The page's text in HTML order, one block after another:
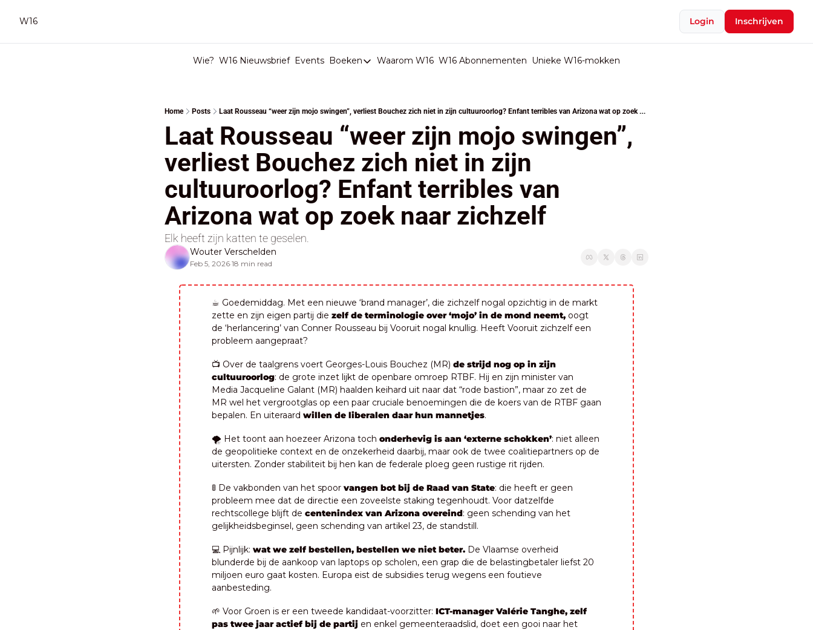
W16 Login Inschrijven
Wie? W16 Nieuwsbrief Events Boeken
Boeken
Boeken
Stop de Persen
Het Merk België
De Doodgravers van België
Bpost Hold-up
Waarom W16 W16 Abonnementen Unieke W16-mokken
Home Posts Laat Rousseau “weer zijn mojo swingen”, verliest Bouchez zich niet in zijn cultuuroorlog? Enfant terribles van Arizona wat op zoek naar zichzelf
Laat Rousseau “weer zijn mojo swingen”,
verliest Bouchez zich niet in zijn
cultuuroorlog? Enfant terribles van
Arizona wat op zoek naar zichzelf
Elk heeft zijn katten te geselen.
Wouter Verschelden
Feb 5, 2026•18 min read
☕ Goedemiddag. Met een nieuwe ‘brand manager’, die zichzelf nogal opzichtig in de markt
zette en zijn eigen partij die zelf de terminologie over ‘mojo’ in de mond neemt, oogt
de ‘herlancering’ van Conner Rousseau bij Vooruit nogal knullig. Heeft Vooruit zichzelf een
probleem aangepraat?
📺 Over de taalgrens voert Georges-Louis Bouchez (MR) de strijd nog op in zijn
cultuuroorlog: de grote inzet lijkt de openbare omroep RTBF. Hij en zijn minister van
Media Jacqueline Galant (MR) haalden keihard uit naar dat “rode bastion”, maar zo zet de
MR wel het vergrootglas op een paar cruciale benoemingen die de koers van de RTBF gaan
bepalen. En uiteraard willen de liberalen daar hun mannetjes.
🌪️ Het toont aan hoezeer Arizona toch onderhevig is aan ‘externe schokken’: niet alleen
de geopolitieke context en de onzekerheid daarbij, maar ook de twee coalitiepartners op de
uitersten. Zonder stabiliteit bij hen kan de federale ploeg geen rustige rit rijden.
🚦 De vakbonden van het spoor vangen bot bij de Raad van State: die heeft er geen
probleem mee dat de directie een zoveelste staking tegenhoudt. Voor datzelfde
rechtscollege blijft de centenindex van Arizona overeind: geen schending van het
gelijkheidsbeginsel, geen schending van artikel 23, de standstill.
💻 Pijnlijk: wat we zelf bestellen, bestellen we niet beter. De Vlaamse overheid
blunderde bij de aankoop van laptops op scholen, een grap die de belastingbetaler liefst 20
miljoen euro gaat kosten. Europa eist de subsidies terug wegens een foutieve
aanbesteding.
🌱 Voor Groen is er een tweede kandidaat-voorzitter: ICT-manager Valérie Tanghe, zelf
pas twee jaar actief bij de partij en enkel gemeenteraadslid, doet een gooi naar het